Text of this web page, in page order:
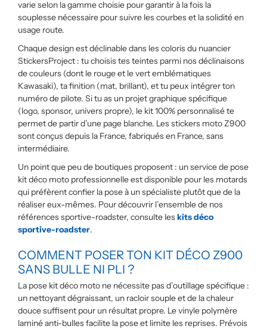
varie selon la gamme choisie pour garantir à la fois la
souplesse nécessaire pour suivre les courbes et la solidité en
usage route.
Chaque design est déclinable dans les coloris du nuancier
StickersProject : tu choisis tes teintes parmi nos déclinaisons
de couleurs (dont le rouge et le vert emblématiques
Kawasaki), ta finition (mat, brillant), et tu peux intégrer ton
numéro de pilote. Si tu as un projet graphique spécifique
(logo, sponsor, univers propre), le kit 100% personnalisé te
permet de partir d’une page blanche. Les stickers moto Z900
sont conçus depuis la France, fabriqués en France, sans
intermédiaire.
Un point que peu de boutiques proposent : un service de pose
kit déco moto professionnelle est disponible pour les motards
qui préfèrent confier la pose à un spécialiste plutôt que de la
réaliser eux-mêmes. Pour découvrir l’ensemble de nos
références sportive-roadster, consulte leskits déco
sportive-roadster.
COMMENT POSER TON KIT DÉCO Z900
SANS BULLE NI PLI ?
La pose kit déco moto ne nécessite pas d’outillage spécifique :
un nettoyant dégraissant, un racloir souple et de la chaleur
douce suffisent pour un résultat propre. Le vinyle polymère
laminé anti-bulles facilite la pose et limite les reprises. Prévois